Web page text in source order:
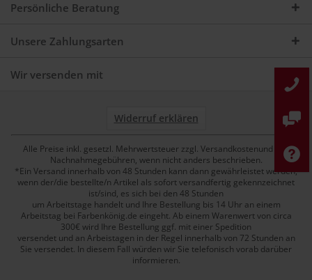
Persönliche Beratung
Unsere Zahlungsarten
Wir versenden mit
Widerruf erklären
Alle Preise inkl. gesetzl. Mehrwertsteuer zzgl. Versandkostenund ggf.
Nachnahmegebühren, wenn nicht anders beschrieben.
*Ein Versand innerhalb von 48 Stunden kann dann gewährleistet werden,
wenn der/die bestellte/n Artikel als sofort versandfertig gekennzeichnet
ist/sind, es sich bei den 48 Stunden
um Arbeitstage handelt und Ihre Bestellung bis 14 Uhr an einem
Arbeitstag bei Farbenkönig.de eingeht. Ab einem Warenwert von circa
300€ wird Ihre Bestellung ggf. mit einer Spedition
versendet und an Arbeistagen in der Regel innerhalb von 72 Stunden an
Sie versendet. In diesem Fall würden wir Sie telefonisch vorab darüber
informieren.